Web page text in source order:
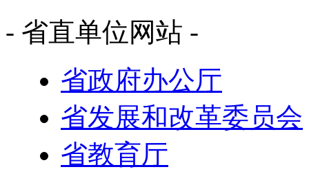
- 省直单位网站 -
省政府办公厅
省发展和改革委员会
省教育厅